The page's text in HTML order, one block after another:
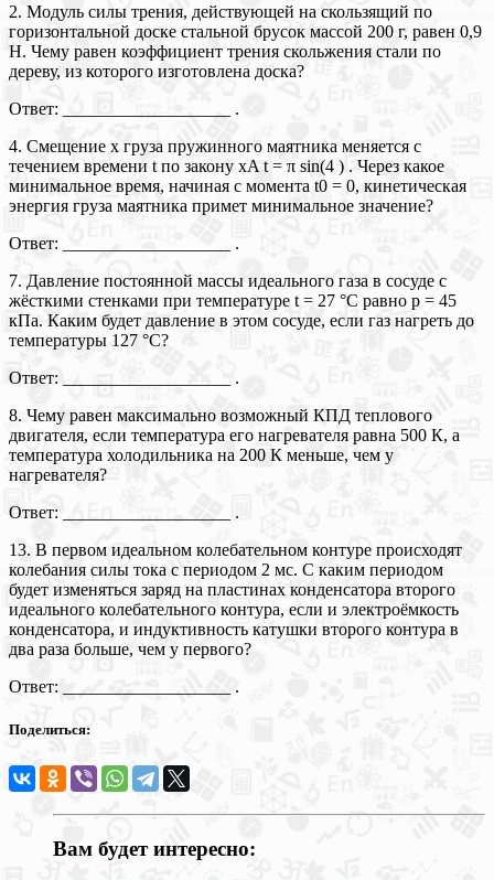
2. Модуль силы трения, действующей на скользящий по
горизонтальной доске стальной брусок массой 200 г, равен 0,9
Н. Чему равен коэффициент трения скольжения стали по
дереву, из которого изготовлена доска?
Ответ: ___________________ .
4. Смещение x груза пружинного маятника меняется с
течением времени t по закону xA t = π sin(4 ) . Через какое
минимальное время, начиная с момента t0 = 0, кинетическая
энергия груза маятника примет минимальное значение?
Ответ: ___________________ .
7. Давление постоянной массы идеального газа в сосуде с
жёсткими стенками при температуре t = 27 °C равно р = 45
кПа. Каким будет давление в этом сосуде, если газ нагреть до
температуры 127 °C?
Ответ: ___________________ .
8. Чему равен максимально возможный КПД теплового
двигателя, если температура его нагревателя равна 500 К, а
температура холодильника на 200 К меньше, чем у
нагревателя?
Ответ: ___________________ .
13. В первом идеальном колебательном контуре происходят
колебания силы тока с периодом 2 мс. С каким периодом
будет изменяться заряд на пластинах конденсатора второго
идеального колебательного контура, если и электроёмкость
конденсатора, и индуктивность катушки второго контура в
два раза больше, чем у первого?
Ответ: ___________________ .
Поделиться:
Вам будет интересно: